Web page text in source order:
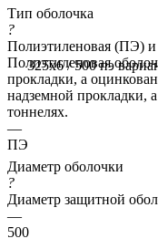
325x6 / 500 пэ
Тип оболочка
?
Полиэтиленовая (ПЭ)
Полиэтиленовая
прокладки, а
надземной прокладки,
тоннелях.
—
ПЭ
Диаметр оболочки
?
Диаметр защитной
—
500